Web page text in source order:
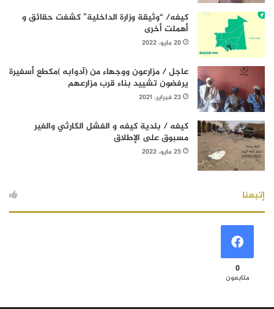
كيفه/ “وثيقة وزارة الداخلية” كشفت حقائق و
أهملت أخرى
20 مايو، 2022
عاجل / مزارعون ووجهاء من (آدوابه )مكطع أسفيرة
يرفضون تشييد بناء قرب مزارعهم
23 فبراير، 2021
كيفه / بلدية كيفه و الفشل الكارثي والغير
مسبوق على الإطلاق
25 مايو، 2022
إتبعنا
0
متابعون